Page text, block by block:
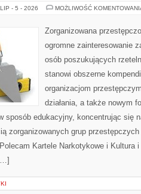
LIP - 5 - 2026 MOŻLIWOŚĆ
Zorganizowana
ogromne zainteresowanie
osób poszukujących
stanowi obszerne
organizacjom
działania, a także nowym
sposób edukacyjny, koncentrując się
zorganizowanych grup
Kartele Narkotykowe i Kultura